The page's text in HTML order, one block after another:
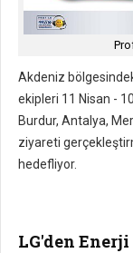
Akdeniz
ekipleri 11 Nisan -
Burdur, Antalya,
ziyareti
hedefliyor.
LG'den